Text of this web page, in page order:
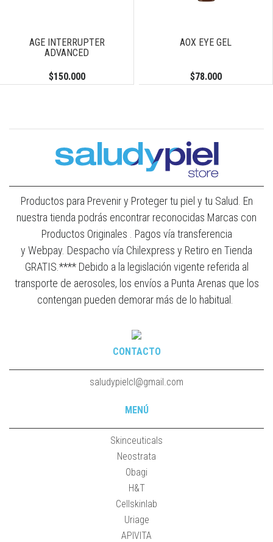
AGE INTERRUPTER
ADVANCED
$150.000
AOX EYE GEL
$78.000
Productos para Prevenir y Proteger tu piel y tu Salud. En
nuestra tienda podrás encontrar reconocidas Marcas con
Productos Originales . Pagos vía transferencia
y Webpay. Despacho vía Chilexpress y Retiro en Tienda
GRATIS.**** Debido a la legislación vigente referida al
transporte de aerosoles, los envíos a Punta Arenas que los
contengan pueden demorar más de lo habitual.
CONTACTO
saludypielcl@gmail.com
MENÚ
Skinceuticals
Neostrata
Obagi
H&T
Cellskinlab
Uriage
APIVITA